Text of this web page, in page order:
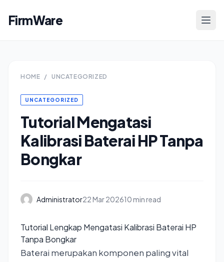
FirmWare
HOME / UNCATEGORIZED
UNCATEGORIZED
Tutorial Mengatasi
Kalibrasi Baterai HP Tanpa
Bongkar
Administrator22 Mar 202610 min read
Tutorial Lengkap Mengatasi Kalibrasi Baterai HP
Tanpa Bongkar
Baterai merupakan komponen paling vital